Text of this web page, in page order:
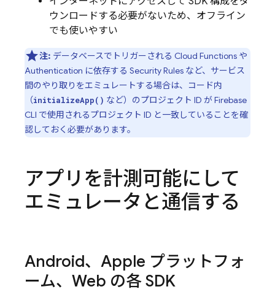
ウンロードする必要がないため、オフライン
でも使いやすい
注: データベースでトリガーされる Cloud Functionsや
Authentication に依存する Security Rules など、サービス
間のやり取りをエミュレートする場合は、コード内
（initializeApp() など）のプロジェクト ID がFirebase
CLI で使用されるプロジェクト ID と一致していることを確
認しておく必要があります。
アプリを計測可能にして
エミュレータと通信する
Android、Apple プラットフォ
ーム、Web の各 SDK